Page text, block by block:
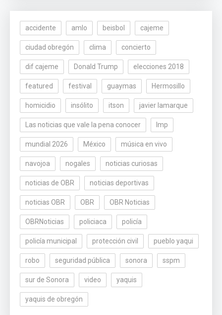
accidente amlo beisbol cajeme
ciudad obregón clima concierto
dif cajeme Donald Trump elecciones 2018
featured festival guaymas Hermosillo
homicidio insólito itson javier lamarque
Las noticias que vale la pena conocer lmp
mundial 2026 México música en vivo
navojoa nogales noticias curiosas
noticias de OBR noticias deportivas
noticias OBR OBR OBR Noticias
OBRNoticias policiaca policía
policía municipal protección civil pueblo yaqui
robo seguridad pública sonora sspm
sur de Sonora video yaquis
yaquis de obregón